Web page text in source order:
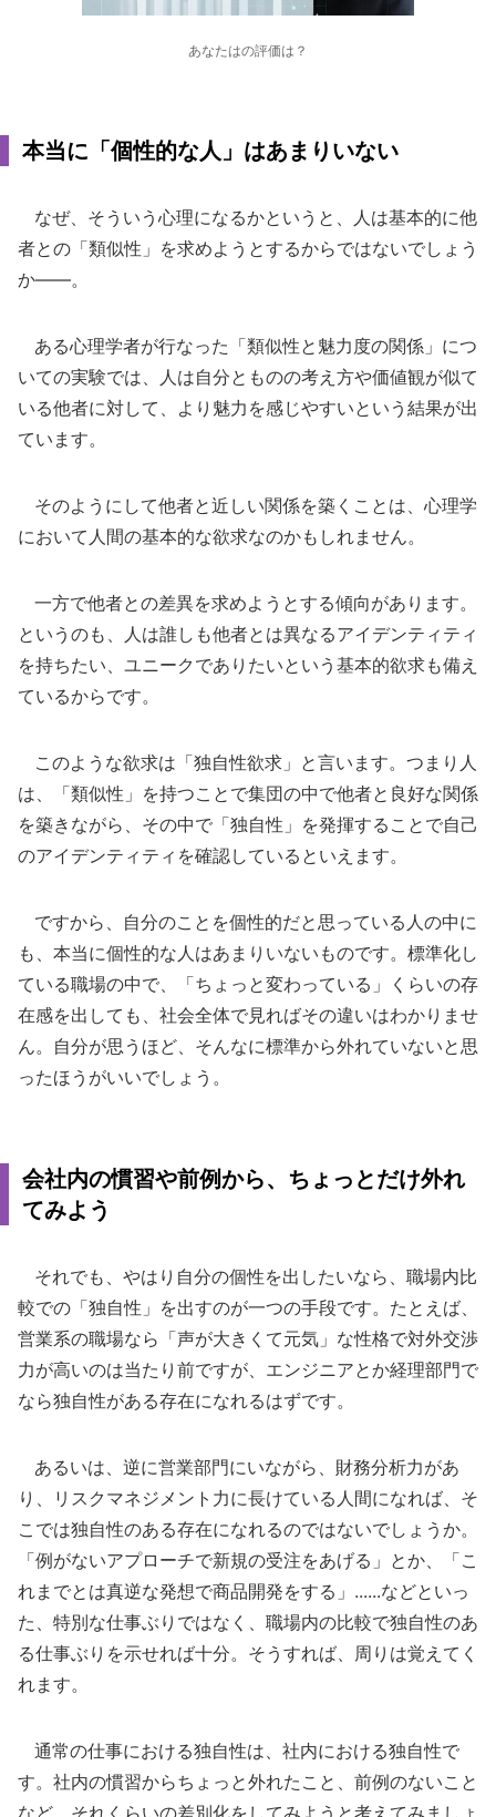
あなたはの評価は？
本当に「個性的な人」はあまりいない
なぜ、そういう心理になるかというと、人は基本的に他
者との「類似性」を求めようとするからではないでしょう
か――。
ある心理学者が行なった「類似性と魅力度の関係」につ
いての実験では、人は自分とものの考え方や価値観が似て
いる他者に対して、より魅力を感じやすいという結果が出
ています。
そのようにして他者と近しい関係を築くことは、心理学
において人間の基本的な欲求なのかもしれません。
一方で他者との差異を求めようとする傾向があります。
というのも、人は誰しも他者とは異なるアイデンティティ
を持ちたい、ユニークでありたいという基本的欲求も備え
ているからです。
このような欲求は「独自性欲求」と言います。つまり人
は、「類似性」を持つことで集団の中で他者と良好な関係
を築きながら、その中で「独自性」を発揮することで自己
のアイデンティティを確認しているといえます。
ですから、自分のことを個性的だと思っている人の中に
も、本当に個性的な人はあまりいないものです。標準化し
ている職場の中で、「ちょっと変わっている」くらいの存
在感を出しても、社会全体で見ればその違いはわかりませ
ん。自分が思うほど、そんなに標準から外れていないと思
ったほうがいいでしょう。
会社内の慣習や前例から、ちょっとだけ外れ
てみよう
それでも、やはり自分の個性を出したいなら、職場内比
較での「独自性」を出すのが一つの手段です。たとえば、
営業系の職場なら「声が大きくて元気」な性格で対外交渉
力が高いのは当たり前ですが、エンジニアとか経理部門で
なら独自性がある存在になれるはずです。
あるいは、逆に営業部門にいながら、財務分析力があ
り、リスクマネジメント力に長けている人間になれば、そ
こでは独自性のある存在になれるのではないでしょうか。
「例がないアプローチで新規の受注をあげる」とか、「こ
れまでとは真逆な発想で商品開発をする」......などといっ
た、特別な仕事ぶりではなく、職場内の比較で独自性のあ
る仕事ぶりを示せれば十分。そうすれば、周りは覚えてく
れます。
通常の仕事における独自性は、社内における独自性で
す。社内の慣習からちょっと外れたこと、前例のないこと
など、それくらいの差別化をしてみようと考えてみましょ